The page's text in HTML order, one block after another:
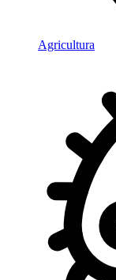
Agricultura